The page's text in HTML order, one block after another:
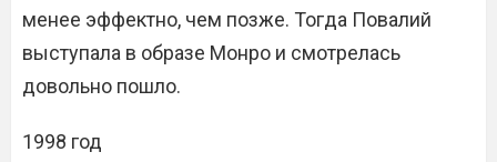
менее эффектно, чем позже. Тогда Повалий
выступала в образе Монро и смотрелась
довольно пошло.
1998 год